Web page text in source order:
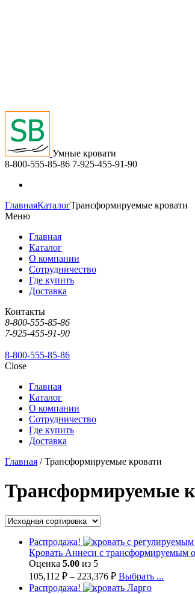
Умные кровати
8-800-555-85-86 7-925-455-91-90
ГлавнаяКаталогТрансформируемые кровати
Меню
Главная
Каталог
О компании
Сотрудничество
Где купить
Доставка
Контакты
8-800-555-85-86
7-925-455-91-90
8-800-555-85-86
Close
Главная
Каталог
О компании
Сотрудничество
Где купить
Доставка
Главная / Трансформируемые кровати
Трансформируемые
Распродажа!
Кровать Аннеси с трансформируемым
Оценка 5.00 из 5
105,112 ₽ – 223,376 ₽ Выбрать ...
Распродажа!